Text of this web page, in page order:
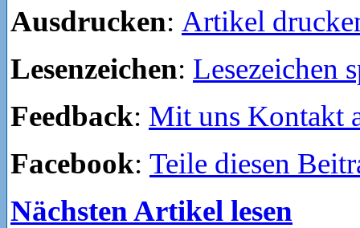
Ausdrucken: Artikel
Lesenzeichen: Lesezeichen
Feedback: Mit uns Kontakt
Facebook: Teile diesen
Nächsten Artikel lesen